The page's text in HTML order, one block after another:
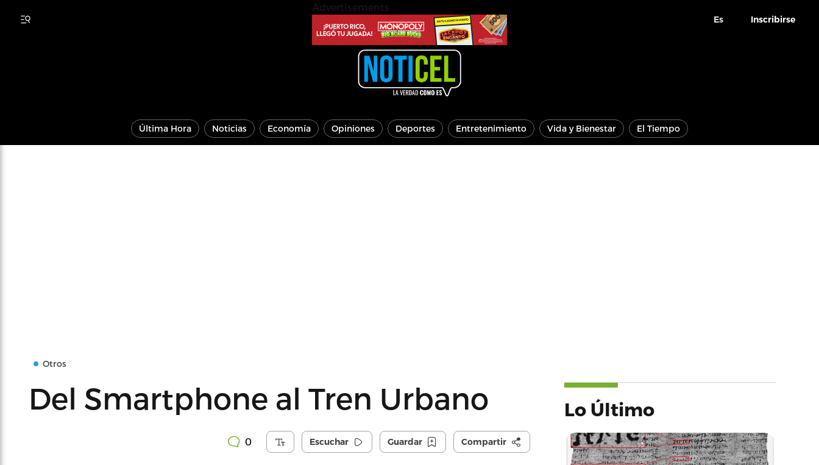
Es Inscribirse
Última Hora Noticias Economía Opiniones Deportes Entretenimiento Vida y Bienestar El Tiempo
Otros
Del Smartphone al Tren Urbano
0 Escuchar Guardar Compartir
Lo Último